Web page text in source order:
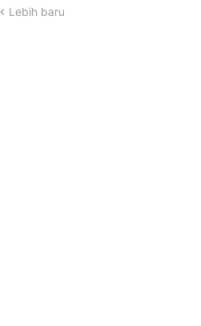
Lebih baru